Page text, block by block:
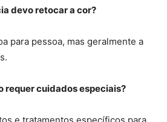
devo retocar a cor?
para pessoa, mas geralmente a
requer cuidados especiais?